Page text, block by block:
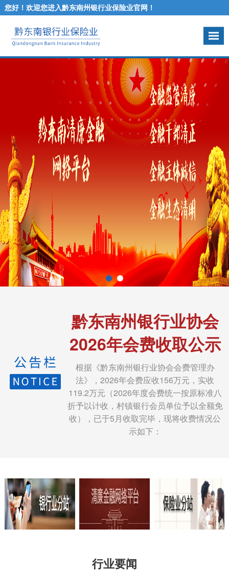
您好！欢迎您进入黔东南州银行业保险业官网！
黔东南州银行业协会
2026年会费收取公示
根据《黔东南州银行业协会会费管理办
法》，2026年会费应收156万元，实收
119.2万元（2026年度会费统一按原标准八
折予以计收，村镇银行会员单位予以全额免
收），已于5月收取完毕，现将收费情况公
示如下：
行业要闻